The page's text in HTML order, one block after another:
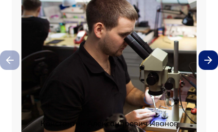
Константин Александрович Иванов